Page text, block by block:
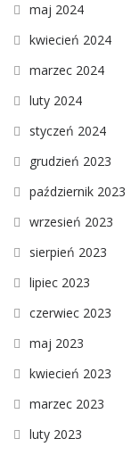
maj 2024
kwiecień 2024
marzec 2024
luty 2024
styczeń 2024
grudzień 2023
październik 2023
wrzesień 2023
sierpień 2023
lipiec 2023
czerwiec 2023
maj 2023
kwiecień 2023
marzec 2023
luty 2023